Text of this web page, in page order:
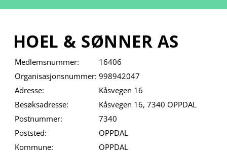
HOEL & SØNNER AS
Medlemsnummer:
16406
Organisasjonsnummer: 998942047
Adresse:
Kåsvegen 16
Besøksadresse:
Kåsvegen 16, 7340 OPPDAL
Postnummer:
7340
Poststed:
OPPDAL
Kommune:
OPPDAL